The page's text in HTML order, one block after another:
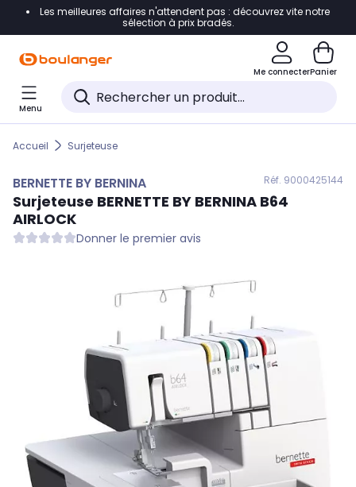
Accéder directement à la navigation
Accéder directement au pied de page
Accéder directement au chatbot
Les meilleures affaires n'attendent pas : découvrez vite notre
sélection à prix bradés.
Me connecterPanier
Menu
Accueil Surjeteuse
BERNETTE BY BERNINA Réf. 9000425144
Surjeteuse BERNETTE BY BERNINA B64
AIRLOCK
Donner le premier avis